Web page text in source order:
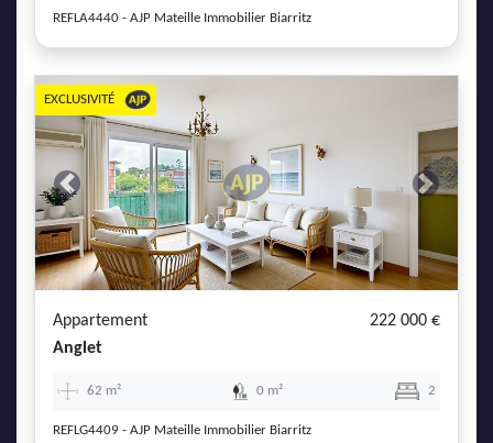
REFLA4440 - AJP Mateille Immobilier Biarritz
Previous Next
EXCLUSIVITÉ
Appartement
222 000 €
Anglet
62 m² 0 m² 2
REFLG4409 - AJP Mateille Immobilier Biarritz